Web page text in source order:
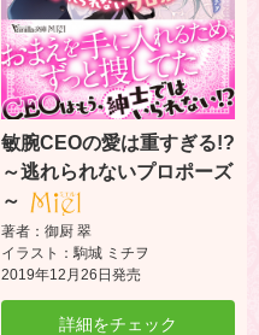
敏腕CEOの愛は重すぎる!?
～逃れられないプロポーズ
～
著者：御厨 翠
イラスト：駒城 ミチヲ
2019年12月26日発売
詳細をチェック